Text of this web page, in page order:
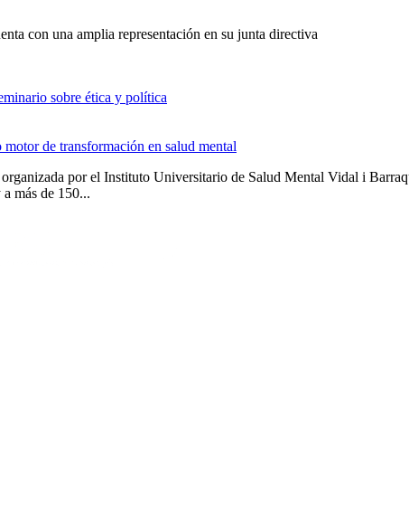
con una amplia representación en su junta directiva
sobre ética y política
de transformación en salud mental
por el Instituto Universitario de Salud Mental Vidal i
más de 150...